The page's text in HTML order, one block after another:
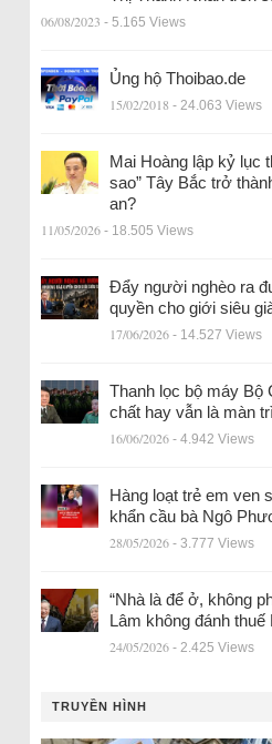
06/08/2023 - 5.165 Views
Ủng hộ Thoibao.de
15/02/2018 - 24.063 Views
Mai Hoàng lập kỷ lục
sao” Tây Bắc trở
an?
11/05/2026 - 18.505 Views
Đẩy người nghèo ra
quyền cho giới siêu
17/06/2026 - 14.527 Views
Thanh lọc bộ máy Bộ
chất hay vẫn là màn
16/06/2026 - 4.942 Views
Hàng loạt trẻ em ven
khẩn cầu bà Ngô
28/05/2026 - 3.777 Views
“Nhà là để ở, không
Lâm không đánh
24/05/2026 - 2.425 Views
TRUYỀN HÌNH